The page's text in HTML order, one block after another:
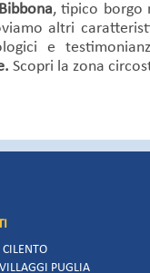
Bibbona, tipico borgo
altri
e
Scopri la zona
PUGLIA